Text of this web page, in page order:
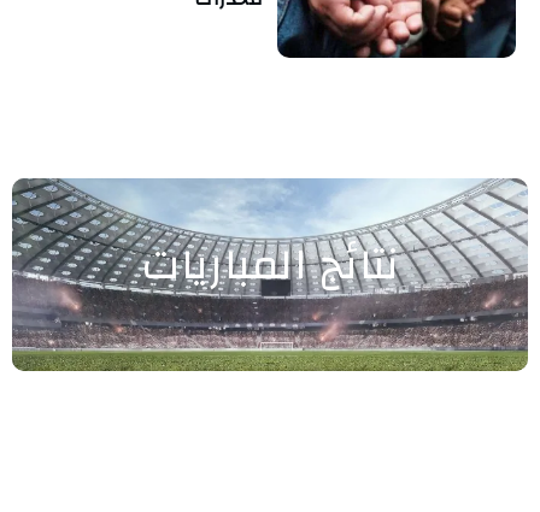
نتائج المباريات